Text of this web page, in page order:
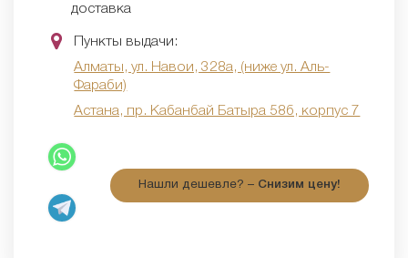
доставка
Пункты выдачи:
Алматы, ул. Навои, 328а, (ниже ул. Аль-
Фараби)
Астана, пр. Кабанбай Батыра 58б, корпус 7
Нашли дешевле? – Снизим цену!